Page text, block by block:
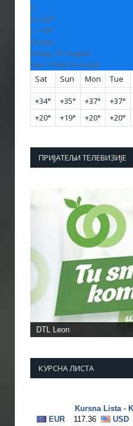
C
H: +33°
L: +19°
Vranje
Friday, 07 August
See 7-Day Forecast
Sat
Sun Mon Tue
+34° +35° +37° +37°
+20° +19° +20° +20°
ПРИЈАТЕЉИ ТЕЛЕВИЗИЈЕ
DTL Leon
КУРСНА ЛИСТА